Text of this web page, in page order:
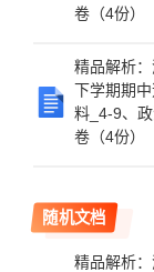
卷（4份）
精品解析
下学期期
料_4-9、
卷（4份）
随机文档
精品解析